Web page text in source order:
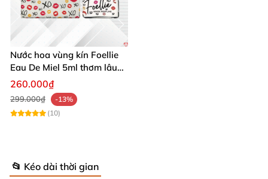
Nước hoa vùng kín Foellie
Eau De Miel 5ml thơm lâu
giữ ẩm hấp dẫn
260.000₫
299.000₫
-13%
(10)
📂 Kéo dài thời gian